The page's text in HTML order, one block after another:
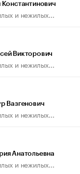
и нежилых...
Викторович
и нежилых...
Вазгенович
и нежилых...
Анатольевна
и нежилых...